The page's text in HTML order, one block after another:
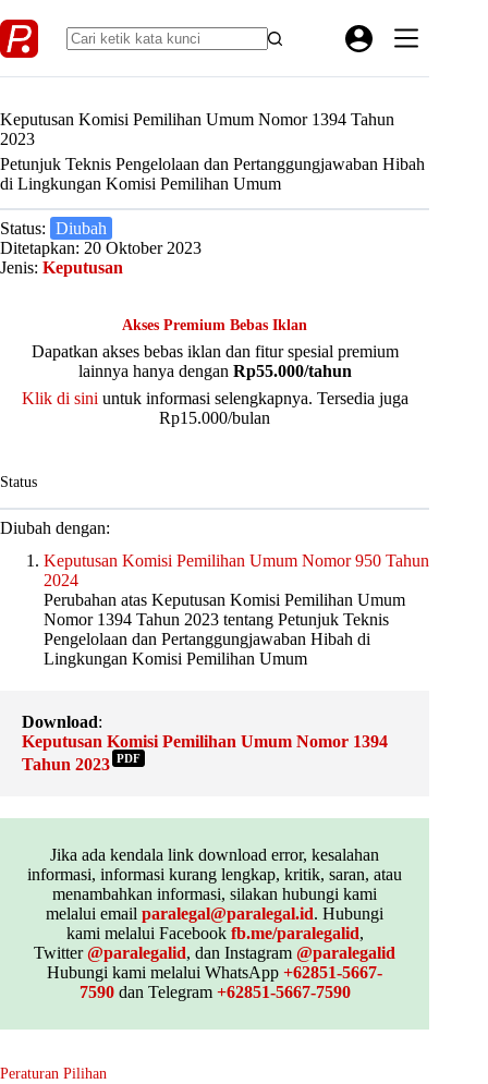
to
content
Keputusan Komisi Pemilihan Umum Nomor 1394 Tahun
2023
Petunjuk Teknis Pengelolaan dan Pertanggungjawaban Hibah
di Lingkungan Komisi Pemilihan Umum
Status: Diubah
Ditetapkan: 20 Oktober 2023
Jenis: Keputusan
Akses Premium Bebas Iklan
Dapatkan akses bebas iklan dan fitur spesial premium
lainnya hanya dengan Rp55.000/tahun
Klik di sini untuk informasi selengkapnya. Tersedia juga
Rp15.000/bulan
Status
Diubah dengan:
Keputusan Komisi Pemilihan Umum Nomor 950 Tahun
2024
Perubahan atas Keputusan Komisi Pemilihan Umum
Nomor 1394 Tahun 2023 tentang Petunjuk Teknis
Pengelolaan dan Pertanggungjawaban Hibah di
Lingkungan Komisi Pemilihan Umum
Download:
Keputusan Komisi Pemilihan Umum Nomor 1394
Tahun 2023 PDF
Jika ada kendala link download error, kesalahan
informasi, informasi kurang lengkap, kritik, saran, atau
menambahkan informasi, silakan hubungi kami
melalui emailparalegal@paralegal.id. Hubungi
kami melalui Facebook fb.me/paralegalid,
Twitter@paralegalid, dan Instagram@paralegalid
Hubungi kami melalui WhatsApp+62851-5667-
7590dan Telegram +62851-5667-7590
Peraturan Pilihan